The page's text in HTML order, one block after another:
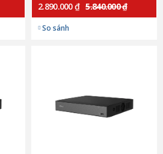
2.890.000 ₫ 5.840.000 ₫
So sánh